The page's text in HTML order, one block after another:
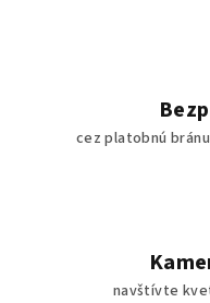
cez platobnú
navštívte